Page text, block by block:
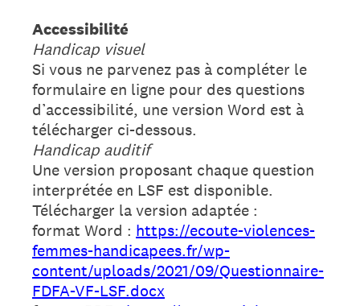
Accessibilité
Handicap visuel
Si vous ne parvenez pas à compléter le
formulaire en ligne pour des questions
d’accessibilité, une version Word est à
télécharger ci-dessous.
Handicap auditif
Une version proposant chaque question
interprétée en LSF est disponible.
Télécharger la version adaptée :
format Word : https://ecoute-violences-
femmes-handicapees.fr/wp-
content/uploads/2021/09/Questionnaire-
FDFA-VF-LSF.docx